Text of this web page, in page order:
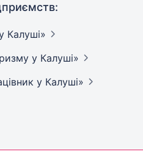
Калуші»
у Калуші»
у Калуші»